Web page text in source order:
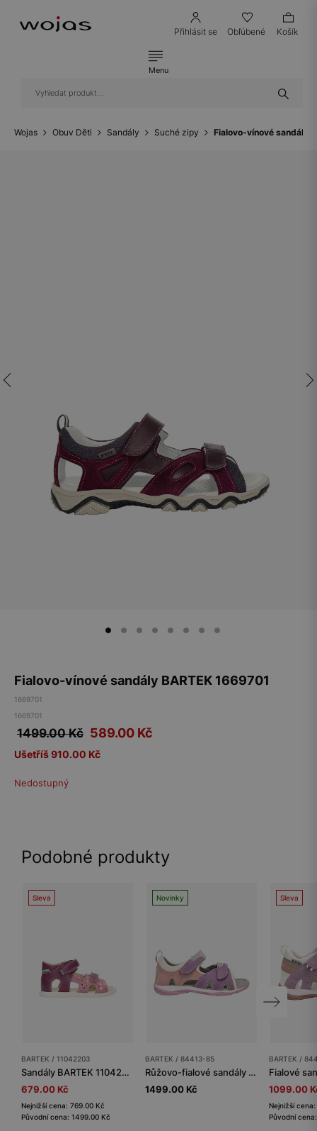
Přihlásit se Obľúbené Košík
Menu
Wojas Obuv Děti Sandály Suché zipy Fialovo-vínové sandály
Fialovo-vínové sandály BARTEK 1669701
1669701
1669701
1499.00 Kč 589.00 Kč
Ušetříš 910.00 Kč
Nedostupný
Podobné produkty
Sleva
BARTEK / 11042203
Sandály BARTEK 11042203, pro dívky, fialovo-růžové
679.00 Kč
Nejnižší cena: 769.00 Kč
Původní cena: 1499.00 Kč
Novinky
BARTEK / 84413-85
Růžovo-fialové sandály pro holčičky na suchý zip BARTEK 84413-85
1499.00 Kč
Sleva
BARTEK /
1099.00
Nejnižší
Původní